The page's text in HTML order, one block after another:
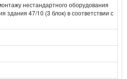
нестандартного оборудования
47/10 (3 блок) в соответствии с